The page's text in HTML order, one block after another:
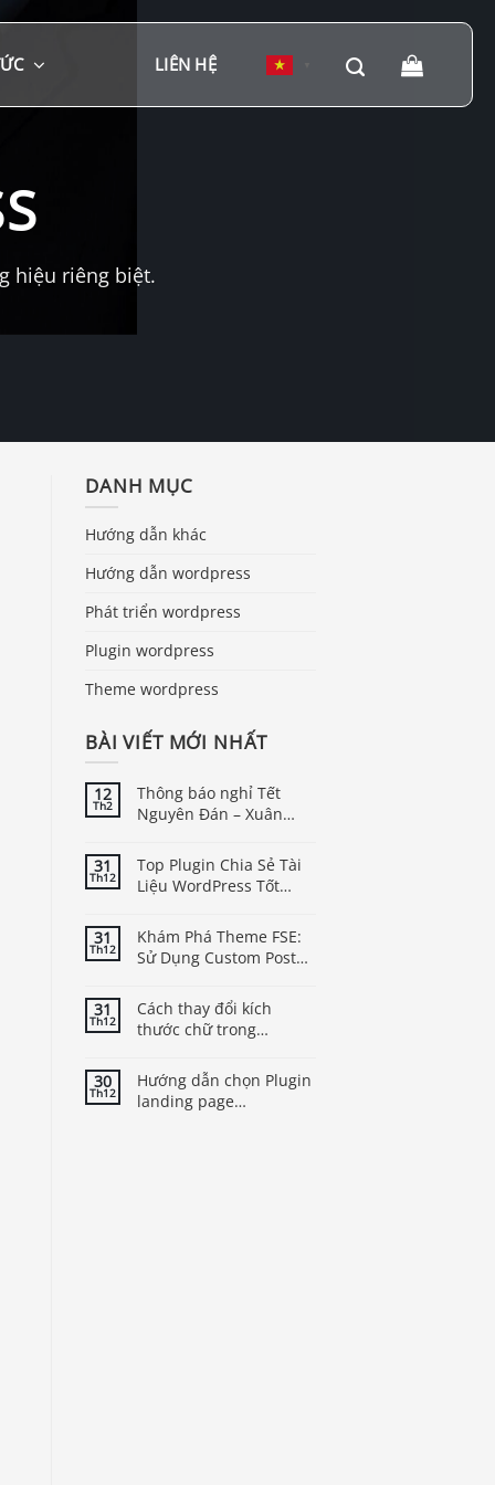
LIÊN HỆ
hiệu riêng biệt.
DANH MỤC
Hướng dẫn khác
Hướng dẫn wordpress
Phát triển wordpress
Plugin wordpress
Theme wordpress
BÀI VIẾT MỚI NHẤT
12
Th2
Thông báo nghỉ Tết
Nguyên Đán – Xuân
31
Th12
Top Plugin Chia Sẻ Tài
Liệu WordPress Tốt
31
Th12
Khám Phá Theme FSE:
Sử Dụng Custom Post
31
Th12
Cách thay đổi kích
thước chữ trong
trải nghiệm người dùng
30
Th12
Hướng dẫn chọn Plugin
landing page